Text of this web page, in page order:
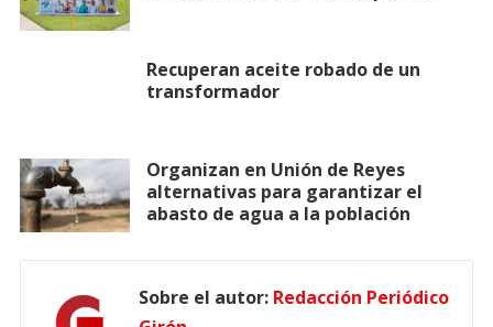
Recuperan aceite robado de un
transformador
Organizan en Unión de Reyes
alternativas para garantizar el
abasto de agua a la población
Sobre el autor: Redacción Periódico